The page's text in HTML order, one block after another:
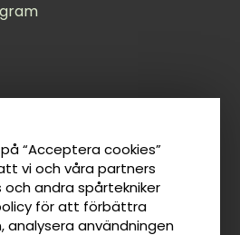
“Acceptera cookies”
vi och våra partners
andra spårtekniker
för att förbättra
analysera användningen